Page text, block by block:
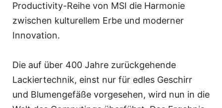
Productivity-Reihe von MSI die Harmonie
zwischen kulturellem Erbe und moderner
Innovation.
Die auf über 400 Jahre zurückgehende
Lackiertechnik, einst nur für edles Geschirr
und Blumengefäße vorgesehen, wird nun in die